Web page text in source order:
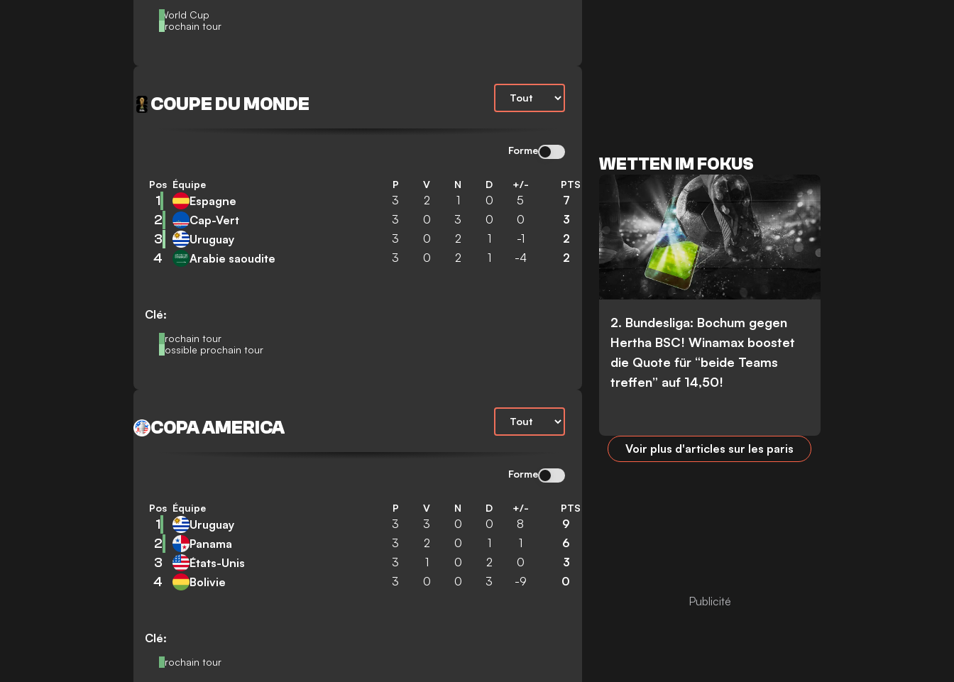
World Cup
Prochain tour
COUPE DU MONDE
Forme
Clé:
Prochain tour
Possible prochain tour
Pos Équipe P V N D +/- PTS
1 Espagne 3 2 1 0 5 7
2 Cap-Vert 3 0 3 0 0 3
3 Uruguay 3 0 2 1 -1 2
4 Arabie saoudite 3 0 2 1 -4 2
COPA AMERICA
Forme
Clé:
Prochain tour
Pos Équipe P V N D +/- PTS
1 Uruguay 3 3 0 0 8 9
2 Panama 3 2 0 1 1 6
3 États-Unis 3 1 0 2 0 3
4 Bolivie 3 0 0 3 -9 0
WETTEN IM FOKUS
2. Bundesliga: Bochum gegen
Hertha BSC! Winamax boostet
die Quote für “beide Teams
treffen” auf 14,50!
Voir plus d'articles sur les paris